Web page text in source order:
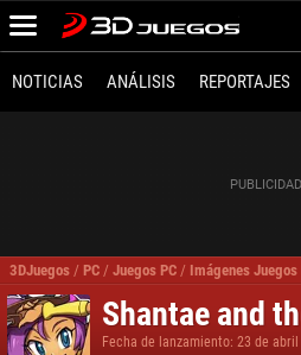
NOTICIAS ANÁLISIS REPORTAJES
3DJuegos / PC / Juegos PC / Imágenes Juegos
Shantae and
Fecha de lanzamiento: 23 de